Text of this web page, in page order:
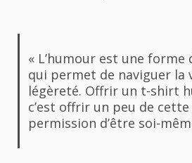
« L’humour est une forme
qui permet de naviguer la
légèreté. Offrir un t-shirt
c’est offrir un peu de
permission d’être soi-